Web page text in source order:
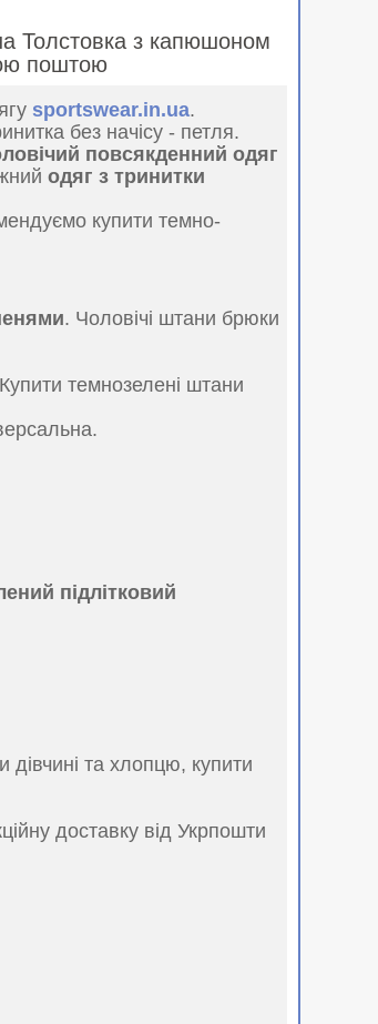
Толстовка з капюшоном
поштою
sportswear.in.ua.
без начісу - петля.
повсякденний одяг
одяг з тринитки
купити темно-
. Чоловічі штани брюки
Купити темнозелені штани
підлітковий
та хлопцю, купити
доставку від Укрпошти